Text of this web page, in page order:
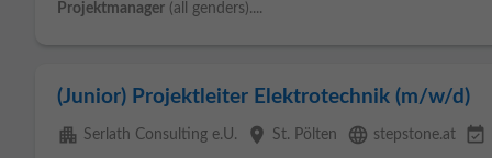
Projektmanager (all genders)....
(Junior) Projektleiter Elektrotechnik (m/w/d)
apartment Serlath Consulting e.U. place St. Pölten language stepstone.at event_available